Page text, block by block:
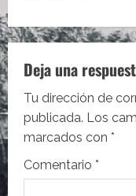
g
a
c
i
ó
n
Deja una
Tu dirección de
publicada. Los
marcados con *
Comentario *